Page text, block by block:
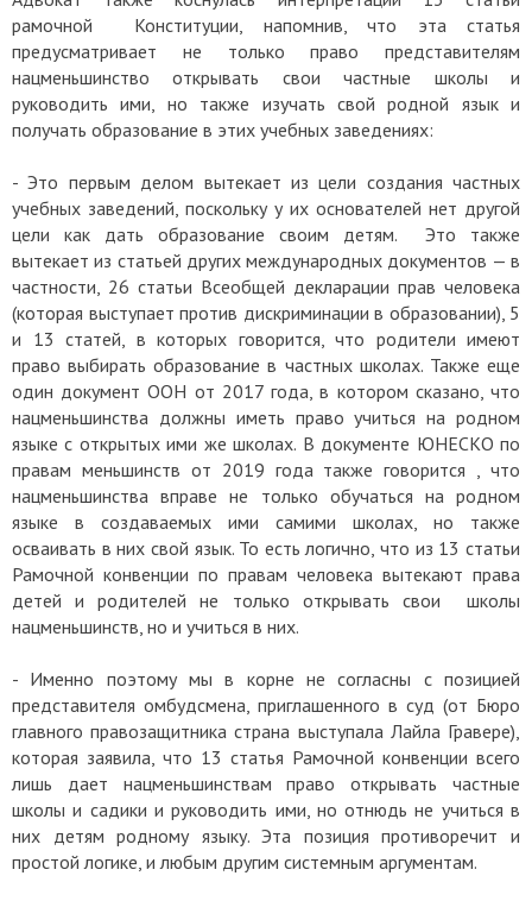
рамочной Конституции, напомнив, что эта статья
предусматривает не только право представителям
нацменьшинство открывать свои частные школы и
руководить ими, но также изучать свой родной язык и
получать образование в этих учебных заведениях:
- Это первым делом вытекает из цели создания частных
учебных заведений, поскольку у их основателей нет другой
цели как дать образование своим детям. Это также
вытекает из статьей других международных документов — в
частности, 26 статьи Всеобщей декларации прав человека
(которая выступает против дискриминации в образовании), 5
и 13 статей, в которых говорится, что родители имеют
право выбирать образование в частных школах. Также еще
один документ ООН от 2017 года, в котором сказано, что
нацменьшинства должны иметь право учиться на родном
языке с открытых ими же школах. В документе ЮНЕСКО по
правам меньшинств от 2019 года также говорится , что
нацменьшинства вправе не только обучаться на родном
языке в создаваемых ими самими школах, но также
осваивать в них свой язык. То есть логично, что из 13 статьи
Рамочной конвенции по правам человека вытекают права
детей и родителей не только открывать свои школы
нацменьшинств, но и учиться в них.
- Именно поэтому мы в корне не согласны с позицией
представителя омбудсмена, приглашенного в суд (от Бюро
главного правозащитника страна выступала Лайла Гравере),
которая заявила, что 13 статья Рамочной конвенции всего
лишь дает нацменьшинствам право открывать частные
школы и садики и руководить ими, но отнюдь не учиться в
них детям родному языку. Эта позиция противоречит и
простой логике, и любым другим системным аргументам.